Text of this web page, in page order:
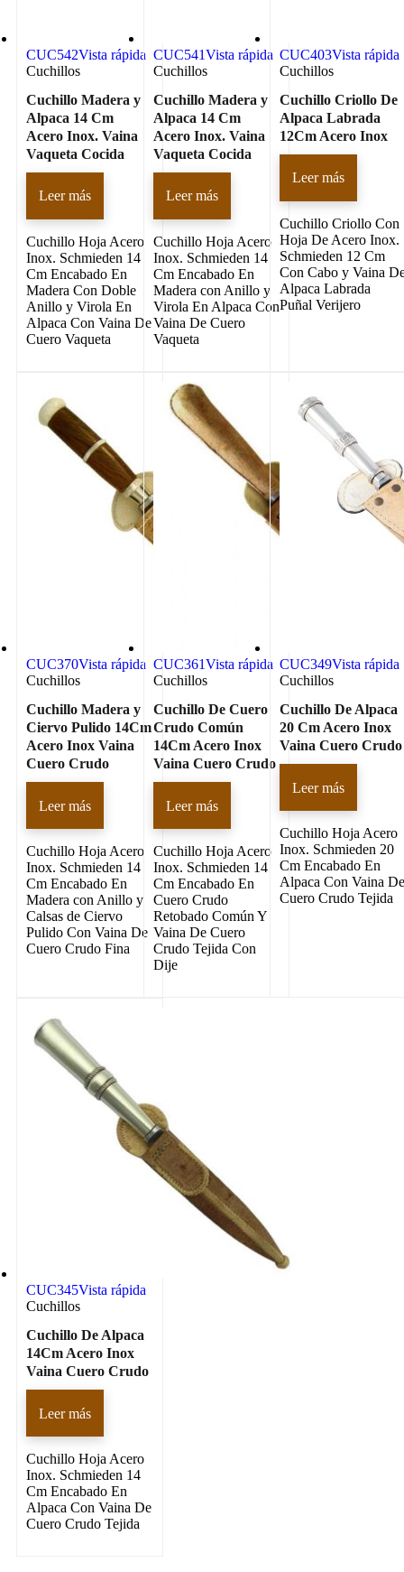
CUC542Vista rápida
Cuchillos
Cuchillo Madera y
Alpaca 14 Cm
Acero Inox. Vaina
Vaqueta Cocida
Leer más
Cuchillo Hoja Acero
Inox. Schmieden 14
Cm Encabado En
Madera Con Doble
Anillo y Virola En
Alpaca Con Vaina De
Cuero Vaqueta
CUC541Vista rápida
Cuchillos
Cuchillo Madera y
Alpaca 14 Cm
Acero Inox. Vaina
Vaqueta Cocida
Leer más
Cuchillo Hoja Acero
Inox. Schmieden 14
Cm Encabado En
Madera con Anillo y
Virola En Alpaca Con
Vaina De Cuero
Vaqueta
CUC403Vista rápida
Cuchillos
Cuchillo Criollo De
Alpaca Labrada
12Cm Acero Inox
Leer más
Cuchillo Criollo Con
Hoja De Acero Inox.
Schmieden 12 Cm
Con Cabo y Vaina
Alpaca Labrada
Puñal Verijero
CUC370Vista rápida
Cuchillos
Cuchillo Madera y
Ciervo Pulido 14Cm
Acero Inox Vaina
Cuero Crudo
Leer más
Cuchillo Hoja Acero
Inox. Schmieden 14
Cm Encabado En
Madera con Anillo y
Calsas de Ciervo
Pulido Con Vaina De
Cuero Crudo Fina
CUC361Vista rápida
Cuchillos
Cuchillo De Cuero
Crudo Común
14Cm Acero Inox
Vaina Cuero Crudo
Leer más
Cuchillo Hoja Acero
Inox. Schmieden 14
Cm Encabado En
Cuero Crudo
Retobado Común Y
Vaina De Cuero
Crudo Tejida Con
Dije
CUC349Vista rápida
Cuchillos
Cuchillo De Alpaca
20 Cm Acero Inox
Vaina Cuero Crudo
Leer más
Cuchillo Hoja Acero
Inox. Schmieden 20
Cm Encabado En
Alpaca Con Vaina
Cuero Crudo Tejida
CUC345Vista rápida
Cuchillos
Cuchillo De Alpaca
14Cm Acero Inox
Vaina Cuero Crudo
Leer más
Cuchillo Hoja Acero
Inox. Schmieden 14
Cm Encabado En
Alpaca Con Vaina De
Cuero Crudo Tejida